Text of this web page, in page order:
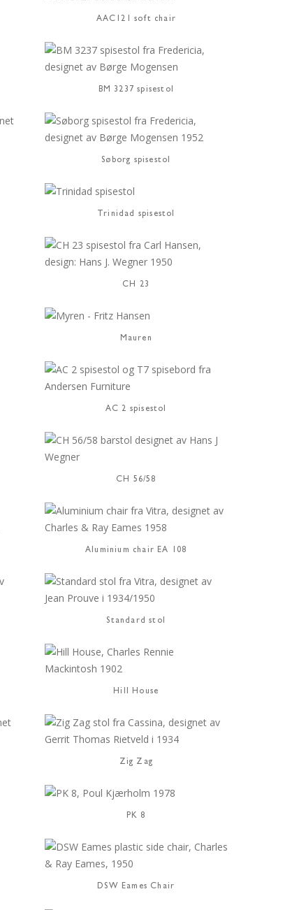
AAC121 soft chair
BM 3237 spisestol
Søborg spisestol
Trinidad spisestol
CH 23
Mauren
AC 2 spisestol
CH 56/58
Aluminium chair EA 108
Standard stol
Hill House
Zig Zag
PK 8
DSW Eames Chair